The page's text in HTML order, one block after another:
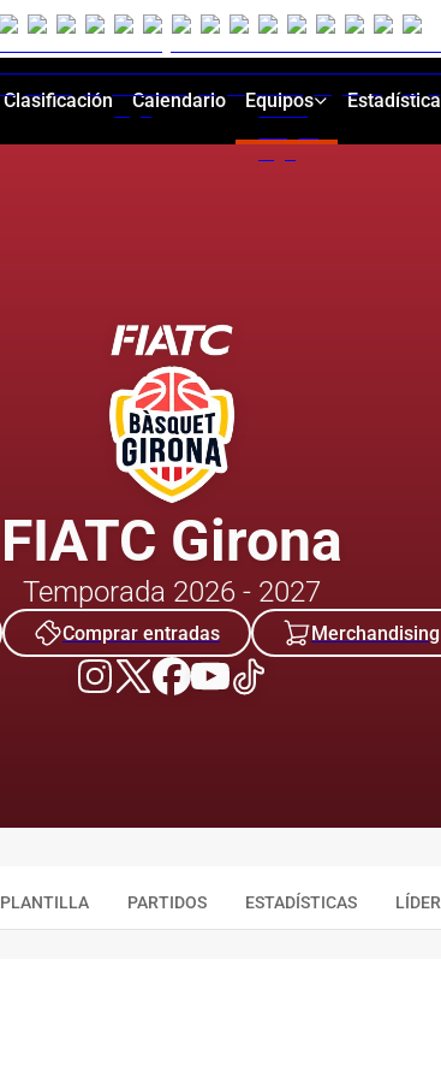
Clasificación Calendario Equipos
FIATC Girona
Temporada 2026 - 2027
Comprar entradas Merchandising
PLANTILLA PARTIDOS ESTADÍSTICAS